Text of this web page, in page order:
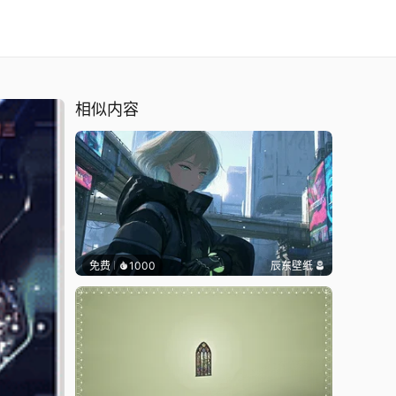
相似内容
免费 1000 辰东壁纸